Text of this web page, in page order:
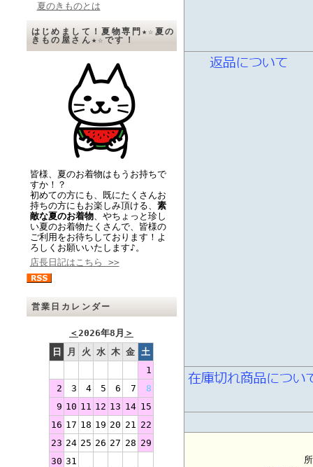
夏のきものとは
はじめまして！夏物専門★☆夏の
きもの屋さん★☆です！
皆様、夏のお着物はもうお持ちで
すか！？
初めての方にも、既にたくさんお
持ちの方にもお楽しみ頂ける、 素
敵な夏のお着物、やちょっと珍し
い夏のお着物たくさんで、皆様の
ご利用をお待ちしております！よ
ろしくお願いいたします♪。
店長日記はこちら >>
営業日カレンダー
＜2026年8月 ＞
日
月 火 水 木 金 土
1
2
3 4 5 6 7
8
9 10 11 12 13 14 15
16 17 18 19 20 21 22
23 24 25 26 27 28 29
30 31